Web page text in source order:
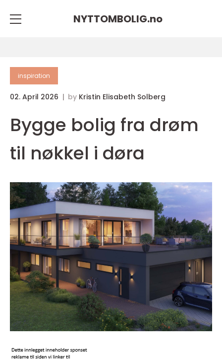
NYTTOMBOLIG.no
inspiration
02. April 2026 by Kristin Elisabeth Solberg
Bygge bolig fra drøm
til nøkkel i døra